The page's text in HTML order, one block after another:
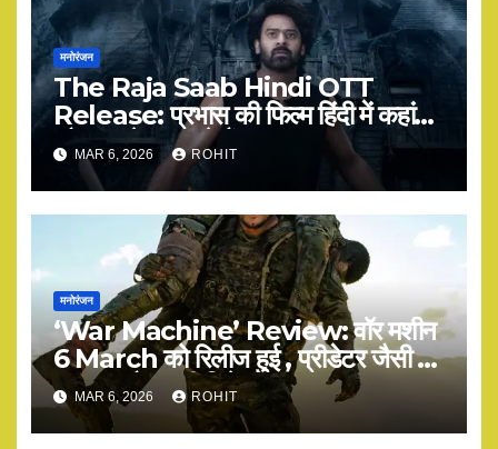
मनोरंजन
The Raja Saab Hindi OTT
Release: प्रभास की फिल्म हिंदी में कहां
और कब देख सकते हैं?
MAR 6, 2026 ROHIT
मनोरंजन
‘War Machine’ Review: वॉर मशीन
6 March को रिलीज हुई , प्रीडेटर जैसी है
या कुछ और? पूरी डिटेल
MAR 6, 2026 ROHIT